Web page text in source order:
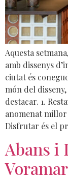
Aquesta
amb dissenys
ciutat és
món del
destacar. 1.
anomenat
Disfrutar és el
Abans i
Voramar